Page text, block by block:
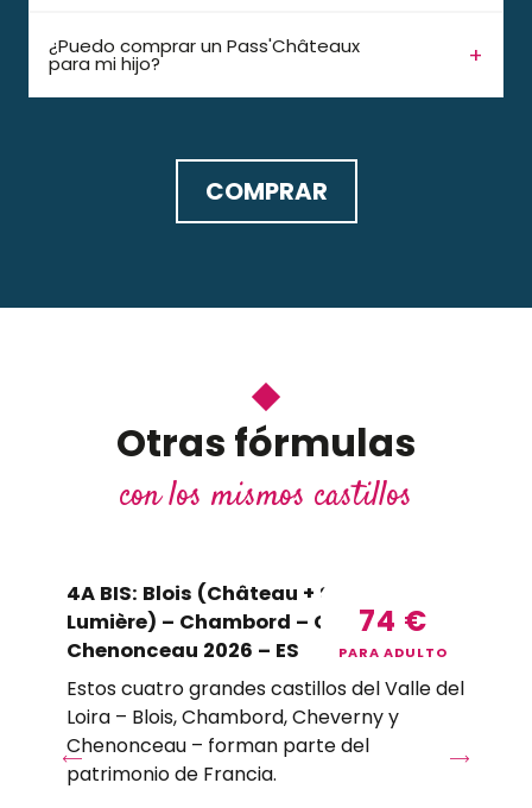
¿Puedo comprar un Pass'Châteaux
para mi hijo?
COMPRAR
Otras fórmulas
con los mismos castillos
74 €
PARA ADULTO
4A BIS: Blois (Château + Son et
Lumière) – Chambord – Cheverny –
Chenonceau 2026 – ES
Estos cuatro grandes castillos del Valle del
Loira – Blois, Chambord, Cheverny y
Chenonceau – forman parte del
patrimonio de Francia.